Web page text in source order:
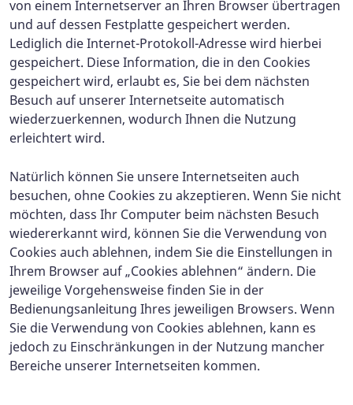
von einem Internetserver an Ihren Browser übertragen
und auf dessen Festplatte gespeichert werden.
Lediglich die Internet-Protokoll-Adresse wird hierbei
gespeichert. Diese Information, die in den Cookies
gespeichert wird, erlaubt es, Sie bei dem nächsten
Besuch auf unserer Internetseite automatisch
wiederzuerkennen, wodurch Ihnen die Nutzung
erleichtert wird.
Natürlich können Sie unsere Internetseiten auch
besuchen, ohne Cookies zu akzeptieren. Wenn Sie nicht
möchten, dass Ihr Computer beim nächsten Besuch
wiedererkannt wird, können Sie die Verwendung von
Cookies auch ablehnen, indem Sie die Einstellungen in
Ihrem Browser auf „Cookies ablehnen“ ändern. Die
jeweilige Vorgehensweise finden Sie in der
Bedienungsanleitung Ihres jeweiligen Browsers. Wenn
Sie die Verwendung von Cookies ablehnen, kann es
jedoch zu Einschränkungen in der Nutzung mancher
Bereiche unserer Internetseiten kommen.